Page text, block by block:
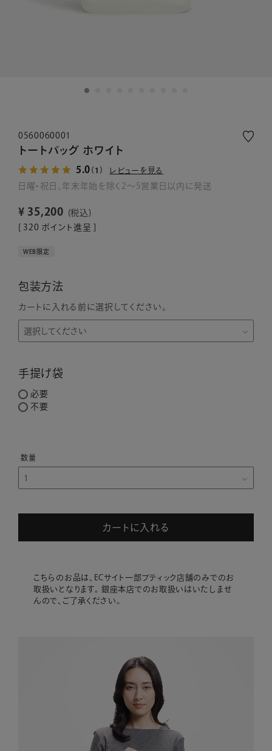
0560060001
トートバッグ ホワイト
5.0 （1） レビューを見る
日曜・祝日、年末年始を除く2～5営業日以内に発送
¥ 35,200
税込
320 ポイント進呈 ]
WEB限定
包装方法
カートに入れる前に選択してください。
手提げ袋
必要
不要
カートに入れる
こちらのお品は、ECサイト一部ブティック店舗のみでのお
取扱いとなります。 銀座本店でのお取扱いはいたしませ
んので、ご了承ください。